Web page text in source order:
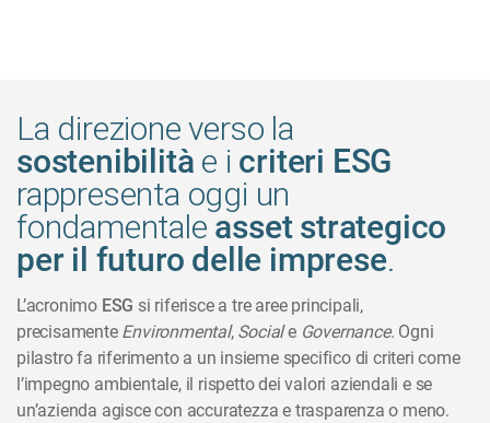
La direzione verso la
sostenibilità e i criteri ESG
rappresenta oggi un
fondamentale asset strategico
per il futuro delle imprese.
L’acronimo ESG si riferisce a tre aree principali,
precisamente Environmental, Sociale Governance. Ogni
pilastro fa riferimento a un insieme specifico di criteri come
l’impegno ambientale, il rispetto dei valori aziendali e se
un’azienda agisce con accuratezza e trasparenza o meno.